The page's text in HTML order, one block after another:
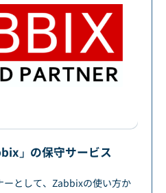
」の保守サービス
として、Zabbixの使い方か